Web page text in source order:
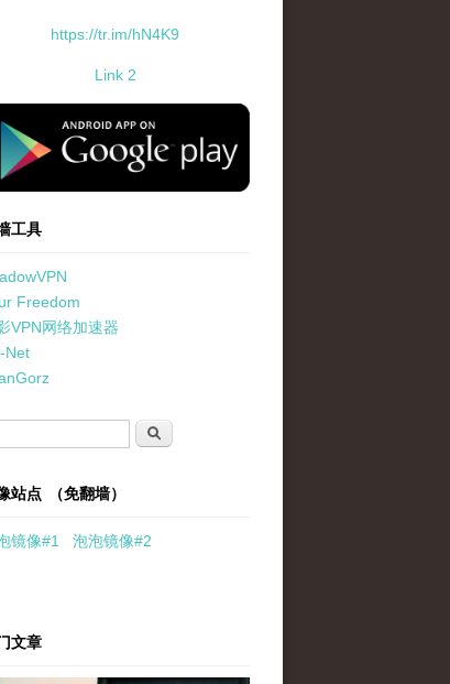
https://tr.im/hN4K9
Link 2
icon-googleplay-app-store.png
工具
Freedom
VPN网络加速器
Net
搜索
站点 （免翻墙）
镜像#1 泡泡镜像#2
文章